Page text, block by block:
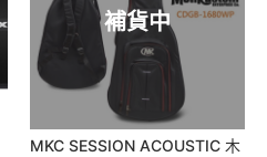
補貨中
MKC SESSION ACOUSTIC 木